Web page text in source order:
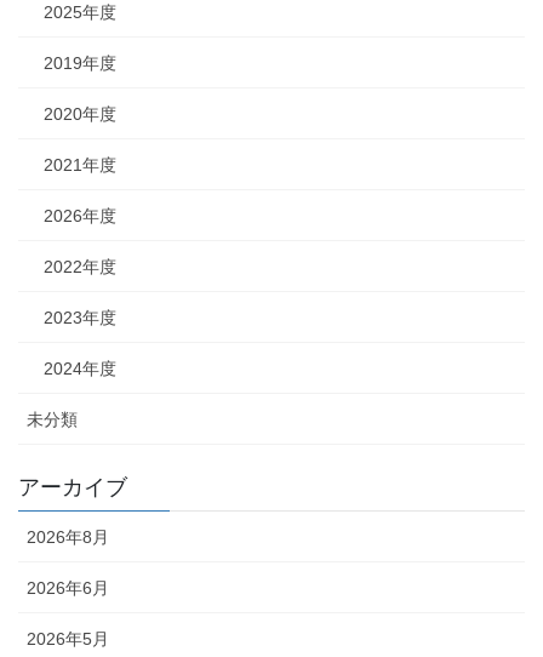
2025年度
2019年度
2020年度
2021年度
2026年度
2022年度
2023年度
2024年度
未分類
アーカイブ
2026年8月
2026年6月
2026年5月